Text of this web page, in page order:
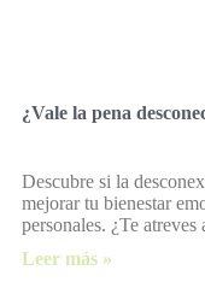
¿Vale la pena
Descubre si la
mejorar tu bienestar
personales. ¿Te atreves
Leer más »